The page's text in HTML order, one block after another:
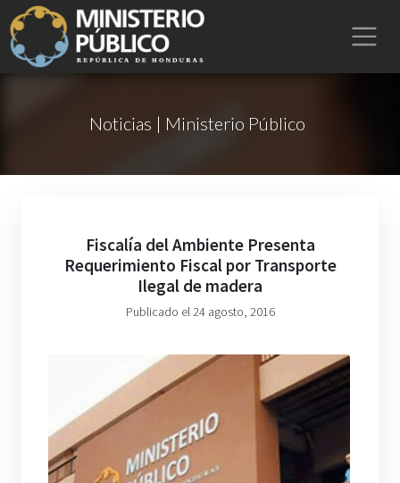
Noticias | Ministerio Público
Fiscalía del Ambiente Presenta
Requerimiento Fiscal por Transporte
Ilegal de madera
Publicado el 24 agosto, 2016